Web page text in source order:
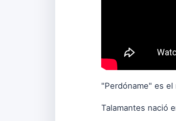
"Perdóname" es
Talamantes nació